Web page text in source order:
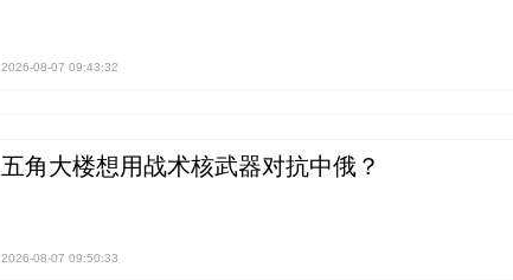
2026-08-07 09:43:32
五角大楼想用战术核武器对抗中俄？
2026-08-07 09:50:33